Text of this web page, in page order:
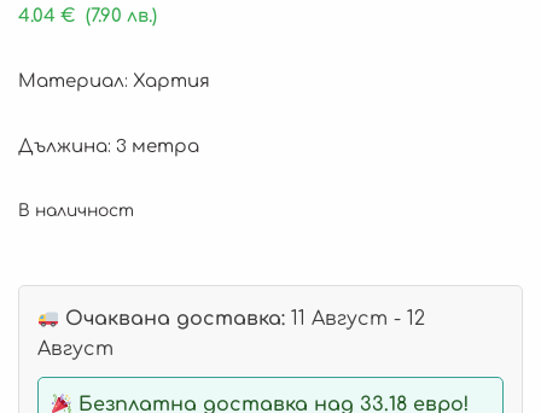
4.04 € (7.90 лв.)
Материал: Хартия
Дължина: 3 метра
В наличност
Очаквана доставка: 11 Август - 12
Август
Безплатна доставка над 33.18 евро!